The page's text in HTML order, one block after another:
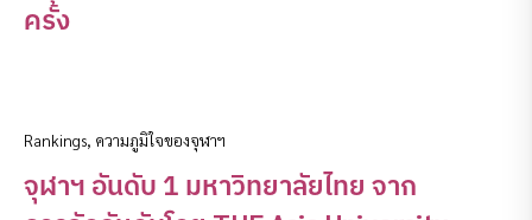
ครั้ง
Rankings, ความภูมิใจของจุฬาฯ
จุฬาฯ อันดับ 1 มหาวิทยาลัยไทย จาก